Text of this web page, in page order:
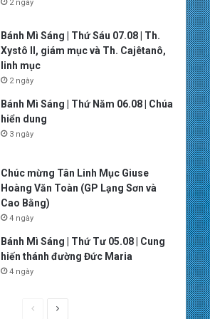
2 ngày
Bánh Mì Sáng | Thứ Sáu 07.08 | Th.
Xystô II, giám mục và Th. Cajêtanô,
linh mục
2 ngày
Bánh Mì Sáng | Thứ Năm 06.08 | Chúa
hiển dung
3 ngày
Chúc mừng Tân Linh Mục Giuse
Hoàng Văn Toàn (GP Lạng Sơn và
Cao Bằng)
4 ngày
Bánh Mì Sáng | Thứ Tư 05.08 | Cung
hiến thánh đường Đức Maria
4 ngày